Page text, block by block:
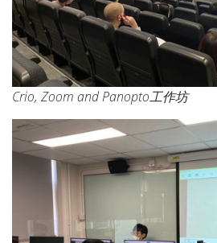
Crio, Zoom and Panopto工作坊